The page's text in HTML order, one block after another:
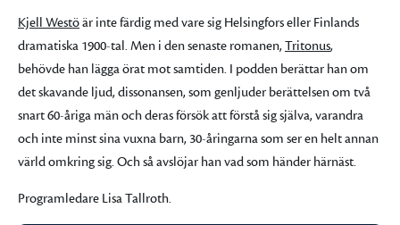
Kjell Westöär inte färdig med vare sig Helsingfors eller Finlands
dramatiska 1900-tal. Men i den senaste romanen, Tritonus,
behövde han lägga örat mot samtiden. I podden berättar han om
det skavande ljud, dissonansen, som genljuder berättelsen om två
snart 60-åriga män och deras försök att förstå sig själva, varandra
och inte minst sina vuxna barn, 30-åringarna som ser en helt annan
värld omkring sig. Och så avslöjar han vad som händer härnäst.
Programledare Lisa Tallroth.